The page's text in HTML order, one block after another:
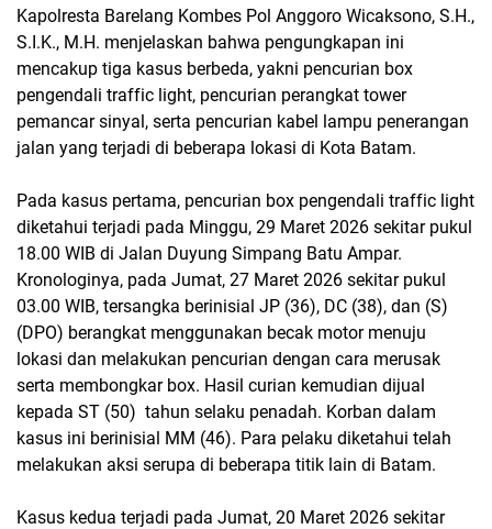
Kapolresta Barelang Kombes Pol Anggoro Wicaksono, S.H.,
S.I.K., M.H. menjelaskan bahwa pengungkapan ini
mencakup tiga kasus berbeda, yakni pencurian box
pengendali traffic light, pencurian perangkat tower
pemancar sinyal, serta pencurian kabel lampu penerangan
jalan yang terjadi di beberapa lokasi di Kota Batam.
Pada kasus pertama, pencurian box pengendali traffic light
diketahui terjadi pada Minggu, 29 Maret 2026 sekitar pukul
18.00 WIB di Jalan Duyung Simpang Batu Ampar.
Kronologinya, pada Jumat, 27 Maret 2026 sekitar pukul
03.00 WIB, tersangka berinisial JP (36), DC (38), dan (S)
(DPO) berangkat menggunakan becak motor menuju
lokasi dan melakukan pencurian dengan cara merusak
serta membongkar box. Hasil curian kemudian dijual
kepada ST (50) tahun selaku penadah. Korban dalam
kasus ini berinisial MM (46). Para pelaku diketahui telah
melakukan aksi serupa di beberapa titik lain di Batam.
Kasus kedua terjadi pada Jumat, 20 Maret 2026 sekitar